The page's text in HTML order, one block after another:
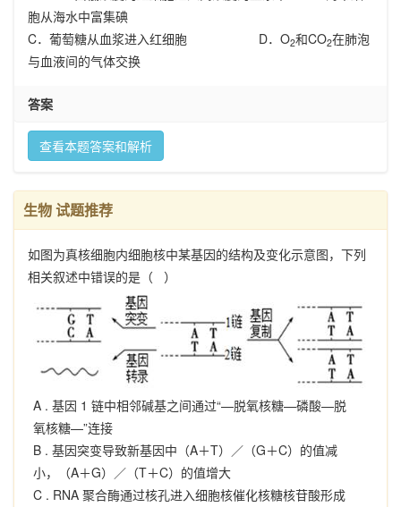
胞从海水中富集碘
C．葡萄糖从血浆进入红细胞 D．O2和CO2在肺泡
与血液间的气体交换
答案
查看本题答案和解析
生物 试题推荐
如图为真核细胞内细胞核中某基因的结构及变化示意图，下列
相关叙述中错误的是（ ）
A . 基因 1 链中相邻碱基之间通过“—脱氧核糖—磷酸—脱
氧核糖—”连接
B . 基因突变导致新基因中（A＋T）／（G＋C）的值减
小，（A＋G）／（T＋C）的值增大
C . RNA 聚合酶通过核孔进入细胞核催化核糖核苷酸形成